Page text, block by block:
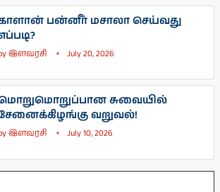
பன்னீர் மசாலா செய்வது
இளவரசி July 20, 2026
சுவையில்
வறுவல்!
இளவரசி July 10, 2026